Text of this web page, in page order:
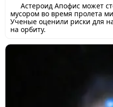
Астероид Апофис может
мусором во время пролета
Ученые оценили риски для
на орбиту.